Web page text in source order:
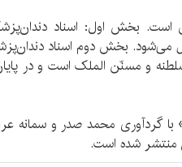
بخش اول: اسناد
می‌شود. بخش دوم اسناد
و مسنّن الملک است و در
با گردآوری محمد صدر و سمانه